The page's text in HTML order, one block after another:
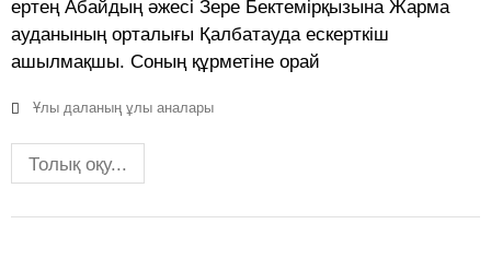
ертең Абайдың әжесі Зере Бектемірқызына Жарма
ауданының орталығы Қалбатауда ескерткіш
ашылмақшы. Соның құрметіне орай
Ұлы даланың ұлы аналары
Толық оқу...